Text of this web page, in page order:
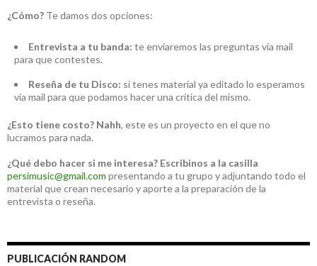
¿Cómo? Te damos dos opciones:
Entrevista a tu banda: te enviaremos las preguntas vía mail
para que contestes.
Reseña de tu Disco: si tenes material ya editado lo esperamos
vía mail para que podamos hacer una crítica del mismo.
¿Esto tiene costo? Nahh, este es un proyecto en el que no
lucramos para nada.
¿Qué debo hacer si me interesa? Escribinos a la casilla
persimusic@gmail.com presentando a tu grupo y adjuntando todo el
material que crean necesario y aporte a la preparación de la
entrevista o reseña.
PUBLICACIÓN RANDOM